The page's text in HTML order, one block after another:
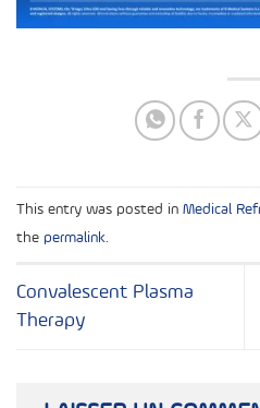
This entry was posted in Medical
the permalink.
Convalescent Plasma
Therapy